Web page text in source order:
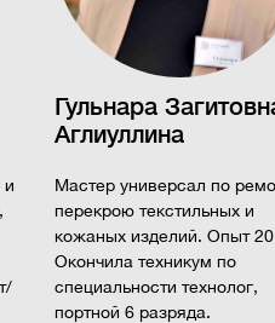
и
Гульнара
Аглиуллина
Мастер универсал по
перекрою текстильных и
кожаных изделий. Опыт 20
Окончила техникум по
специальности технолог,
портной 6 разряда.